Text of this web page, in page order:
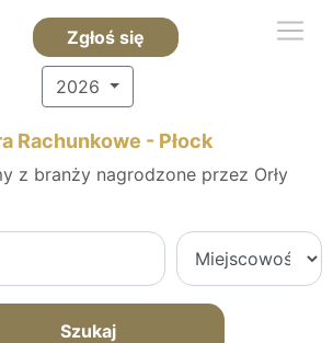
Zgłoś się
2026
Rachunkowe - Płock
z branży nagrodzone przez Orły
Szukaj